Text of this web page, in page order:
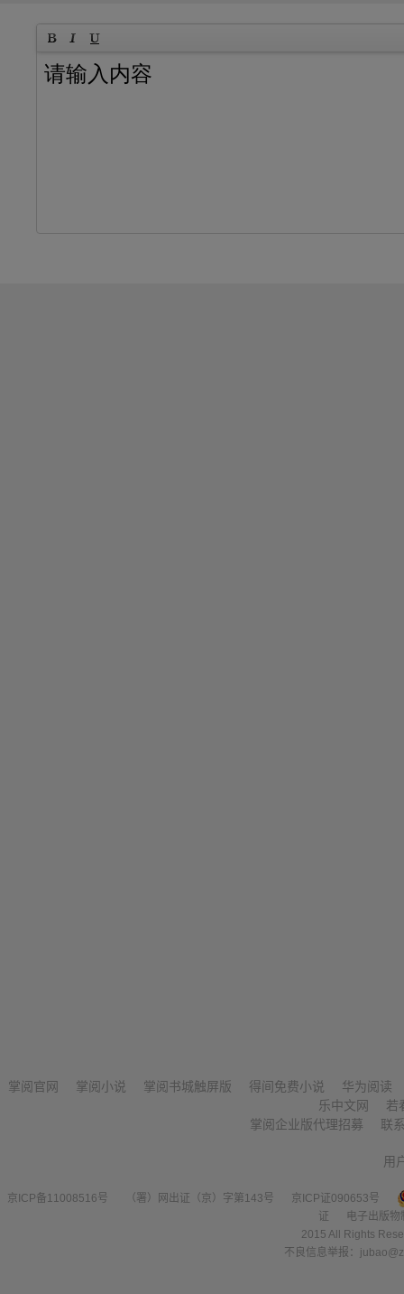
掌阅官网 掌阅小说 掌阅书城触屏版 得间免费小说
华为阅读
乐中文网
若
掌阅企业版代理招募
联
用
京ICP备11008516号 （署）网出证（京）字第143号
京ICP证090653号
证
电子出版
2015 All Rights
不良信息举报：